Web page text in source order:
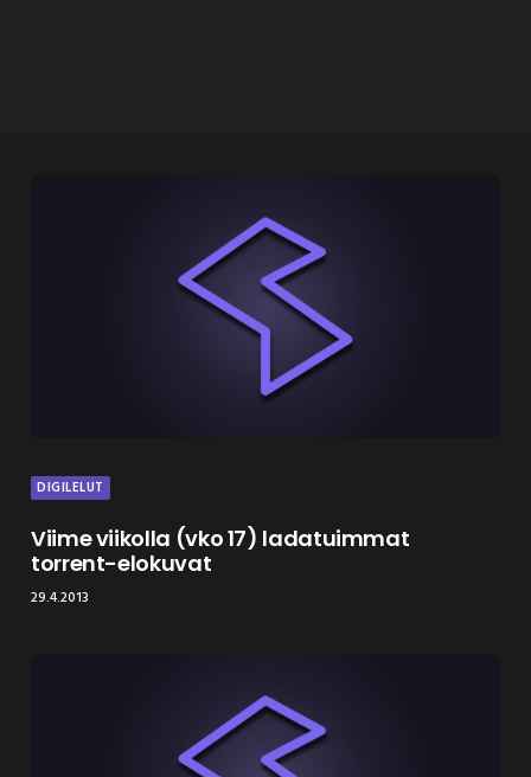
DIGILELUT
Viime viikolla (vko 17) ladatuimmat
torrent-elokuvat
29.4.2013